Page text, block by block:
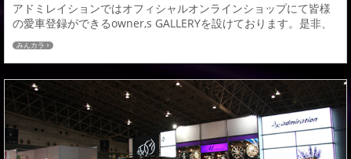
アドミレイションではオフィシャルオンラインショップにて皆様
の愛車登録ができるowner,s GALLERYを設けております。是非、
皆様の愛車登録お待ちしております。owner,s GALLERY登録はこ
ちら登録条件アドミレイションの製品が装着されている事（エア
ロパーツ・インテリア・その他なんでも結構です）※弊社の商品が
特定できないような画像はご遠慮下さい。登録（添付）ファイル
は３００KBまでとなり...
みんカラ